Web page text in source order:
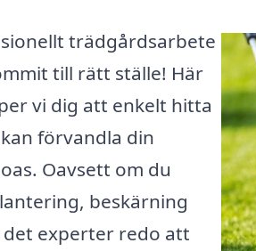
trädgårdsarbete
till rätt ställe! Här
vi dig att enkelt hitta
förvandla din
Oavsett om du
beskärning
experter redo att